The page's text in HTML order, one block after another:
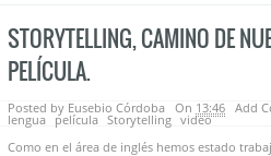
STORYTELLING, CAMINO DE
PELÍCULA.
Posted by Eusebio Córdoba On 13:46 Add
lengua película Storytelling video
Como en el área de inglés hemos estado